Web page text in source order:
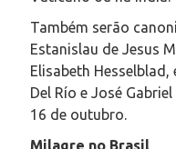
Também serão
Estanislau de Jesus
Elisabeth Hesselblad,
Del Río e José
16 de outubro.
Milagre no Brasil